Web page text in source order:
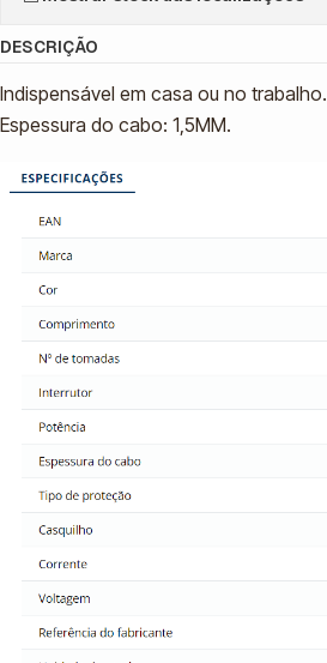
DESCRIÇÃO
Indispensável em casa ou no trabalho.
Espessura do cabo: 1,5MM.